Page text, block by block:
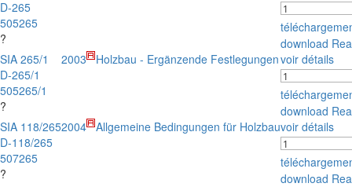
D-265
505265
?
download
SIA 265/1
D-265/1
505265/1
?
2003 Holzbau - Ergänzende Festlegungenvoir détails
download
SIA 118/265
D-118/265
507265
?
2004 Allgemeine Bedingungen für Holzbauvoir détails
download